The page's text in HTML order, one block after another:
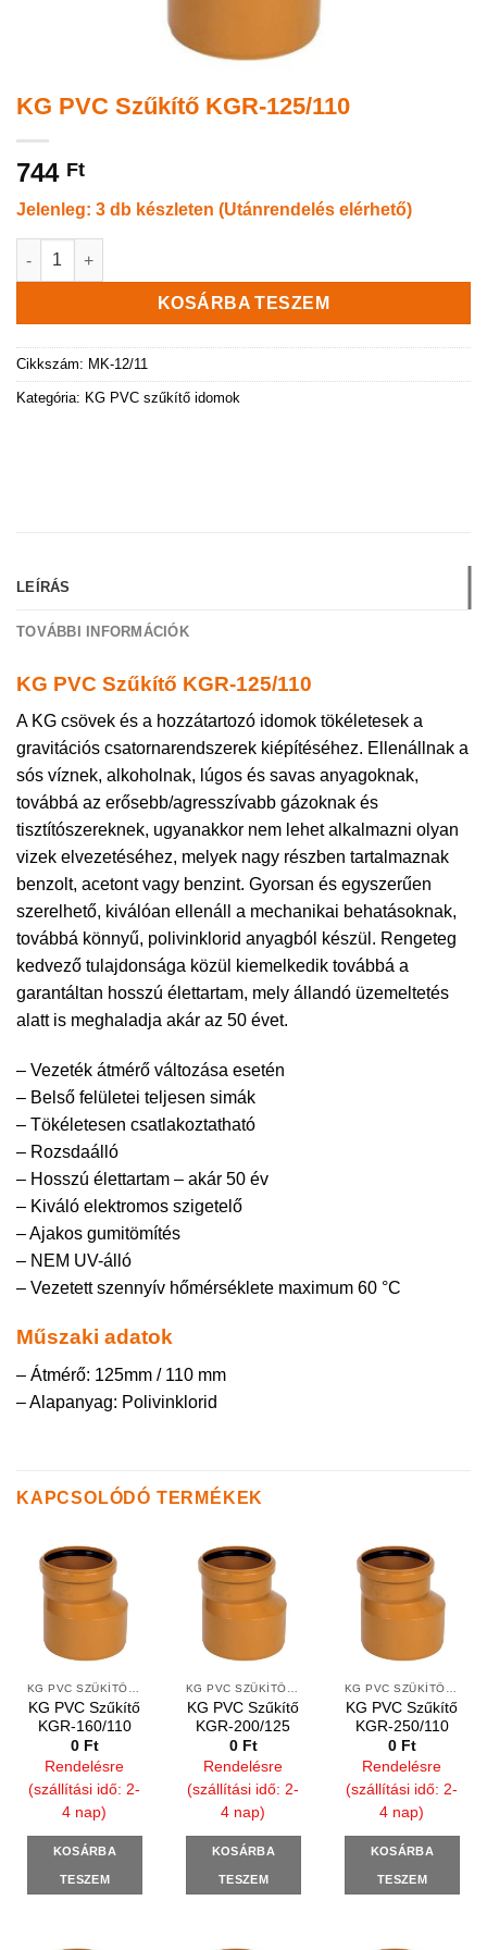
KG PVC Szűkítő KGR-125/110
744 Ft
Jelenleg: 3 db készleten (Utánrendelés elérhető)
KG PVC Szűkítő KGR-125/110 mennyiség
KOSÁRBA TESZEM
Cikkszám: MK-12/11
Kategória: KG PVC szűkítő idomok
LEÍRÁS
TOVÁBBI INFORMÁCIÓK
KG PVC Szűkítő KGR-125/110
A KG csövek és a hozzátartozó idomok tökéletesek a
gravitációs csatornarendszerek kiépítéséhez. Ellenállnak a
sós víznek, alkoholnak, lúgos és savas anyagoknak,
továbbá az erősebb/agresszívabb gázoknak és
tisztítószereknek, ugyanakkor nem lehet alkalmazni olyan
vizek elvezetéséhez, melyek nagy részben tartalmaznak
benzolt, acetont vagy benzint. Gyorsan és egyszerűen
szerelhető, kiválóan ellenáll a mechanikai behatásoknak,
továbbá könnyű, polivinklorid anyagból készül. Rengeteg
kedvező tulajdonsága közül kiemelkedik továbbá a
garantáltan hosszú élettartam, mely állandó üzemeltetés
alatt is meghaladja akár az 50 évet.
– Vezeték átmérő változása esetén
– Belső felületei teljesen simák
– Tökéletesen csatlakoztatható
– Rozsdaálló
– Hosszú élettartam – akár 50 év
– Kiváló elektromos szigetelő
– Ajakos gumitömítés
– NEM UV-álló
– Vezetett szennyív hőmérséklete maximum 60 °C
Műszaki adatok
– Átmérő: 125mm / 110 mm
– Alapanyag: Polivinklorid
KAPCSOLÓDÓ TERMÉKEK
KG PVC SZŰKÍTŐ IDOMOK
KG PVC Szűkítő
KGR-160/110
0 Ft
Rendelésre
(szállítási idő: 2-
4 nap)
KOSÁRBA
TESZEM
KG PVC SZŰKÍTŐ IDOMOK
KG PVC Szűkítő
KGR-200/125
0 Ft
Rendelésre
(szállítási idő: 2-
4 nap)
KOSÁRBA
TESZEM
KG PVC SZŰKÍTŐ IDOMOK
KG PVC Szűkítő
KGR-250/110
0 Ft
Rendelésre
(szállítási idő: 2-
4 nap)
KOSÁRBA
TESZEM